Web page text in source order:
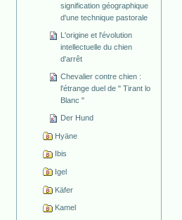
signification géographique
d'une technique pastorale
L'origine et l'évolution
intellectuelle du chien
d'arrêt
Chevalier contre chien :
l'étrange duel de " Tirant lo
Blanc "
Der Hund
Hyäne
Ibis
Igel
Käfer
Kamel